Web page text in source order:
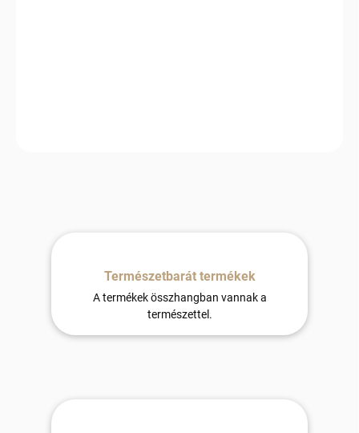
Természetbarát termékek
A termékek összhangban vannak a
természettel.